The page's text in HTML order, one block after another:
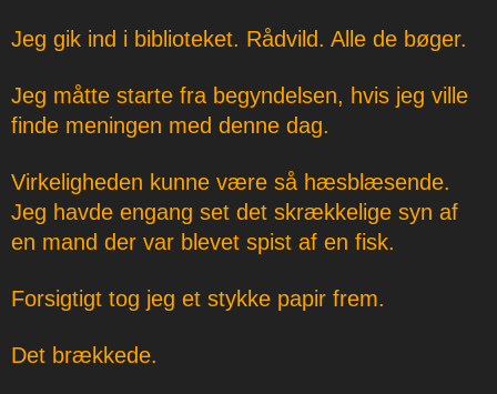
Jeg gik ind i biblioteket. Rådvild. Alle de bøger.
Jeg måtte starte fra begyndelsen, hvis jeg ville
finde meningen med denne dag.
Virkeligheden kunne være så hæsblæsende.
Jeg havde engang set det skrækkelige syn af
en mand der var blevet spist af en fisk.
Forsigtigt tog jeg et stykke papir frem.
Det brækkede.